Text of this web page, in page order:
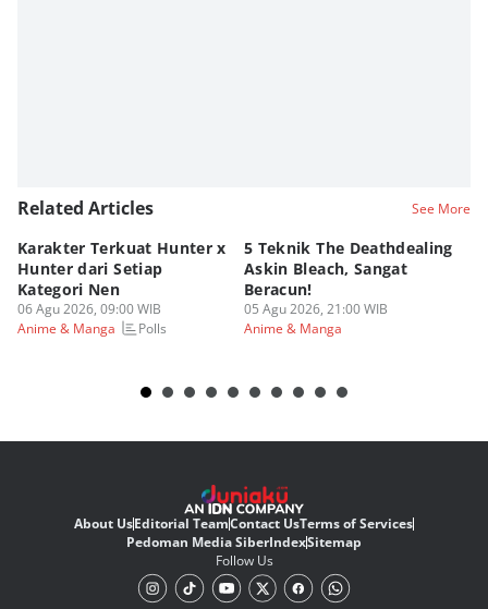
Related Articles See More
Karakter Terkuat Hunter x
Hunter dari Setiap
Kategori Nen
06 Agu 2026, 09:00 WIB
Anime & Manga
Polls
5 Teknik The Deathdealing
Askin Bleach, Sangat
Beracun!
05 Agu 2026, 21:00 WIB
Anime & Manga
About UsEditorial TeamContact UsTerms of Services
Pedoman Media SiberIndexSitemap
Follow Us